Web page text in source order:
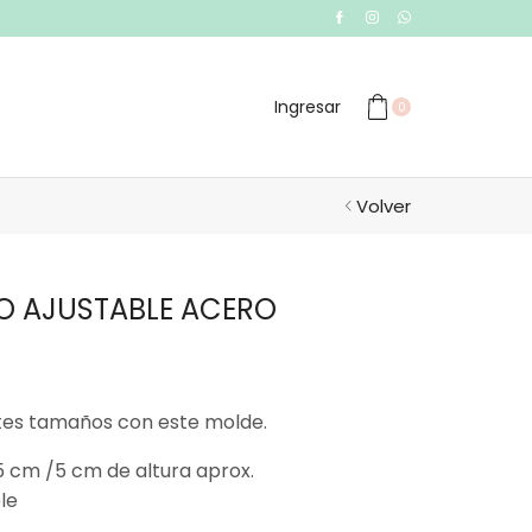
Ingresar 0
Volver
AJUSTABLE ACERO
tamaños con este molde.
cm /5 cm de altura aprox.